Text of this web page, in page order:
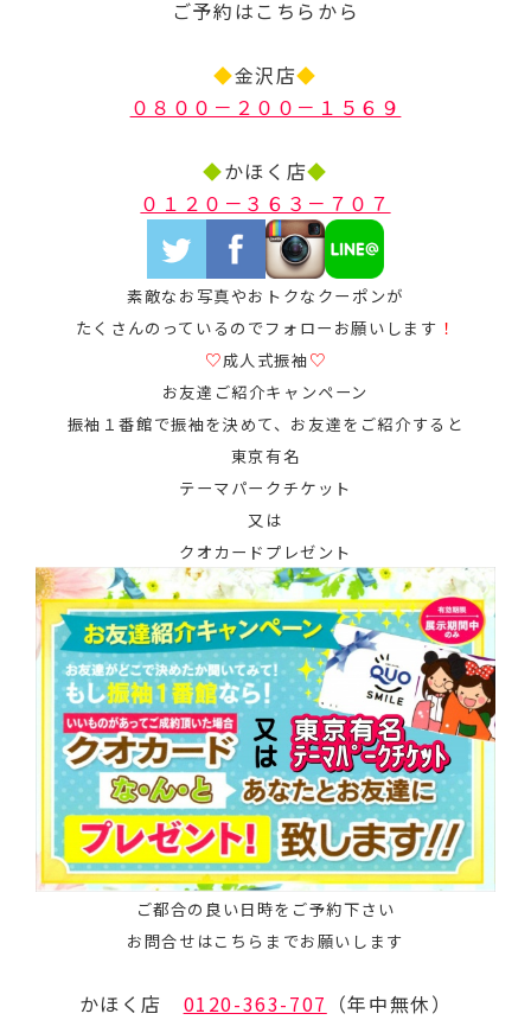
ご予約はこちらから
◆金沢店◆
０８００－２００－１５６９
◆かほく店◆
０１２０－３６３－７０７
素敵なお写真やおトクなクーポンが
たくさんのっているのでフォローお願いします ！
♡成人式振袖 ♡
お友達ご紹介キャンペーン
振袖１番館で振袖を決めて、お友達をご紹介すると
東京有名
テーマパークチケット
又は
クオカードプレゼント
ご都合の良い日時をご予約下さい
お問合せはこちらまでお願いします
かほく店 0120-363-707 （年中無休）